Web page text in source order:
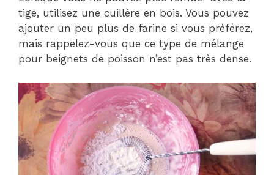
tige, utilisez une cuillère en bois. Vous pouvez
ajouter un peu plus de farine si vous préférez,
mais rappelez-vous que ce type de mélange
pour beignets de poisson n’est pas très dense.